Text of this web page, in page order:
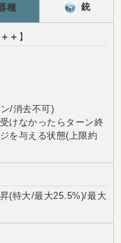
種 銃
＋ 】
/消去不可)
けなかったらターン終
を与える状態(上限約
(特大/最大25.5%)/最大